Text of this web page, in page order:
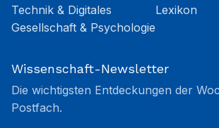
Technik & Digitales
Gesellschaft & Psychologie
Lexikon
Wissenschaft-Newsletter
Die wichtigsten Entdeckungen der
Postfach.